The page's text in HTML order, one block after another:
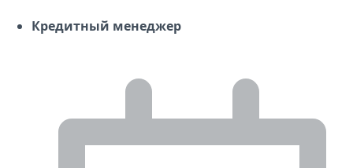
Кредитный менеджер